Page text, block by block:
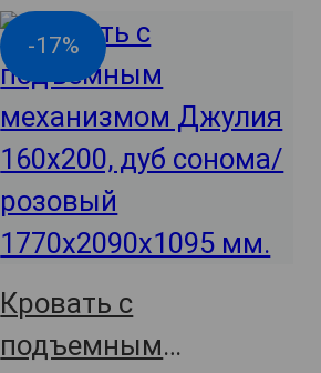
-17%
Кровать с
подъемным